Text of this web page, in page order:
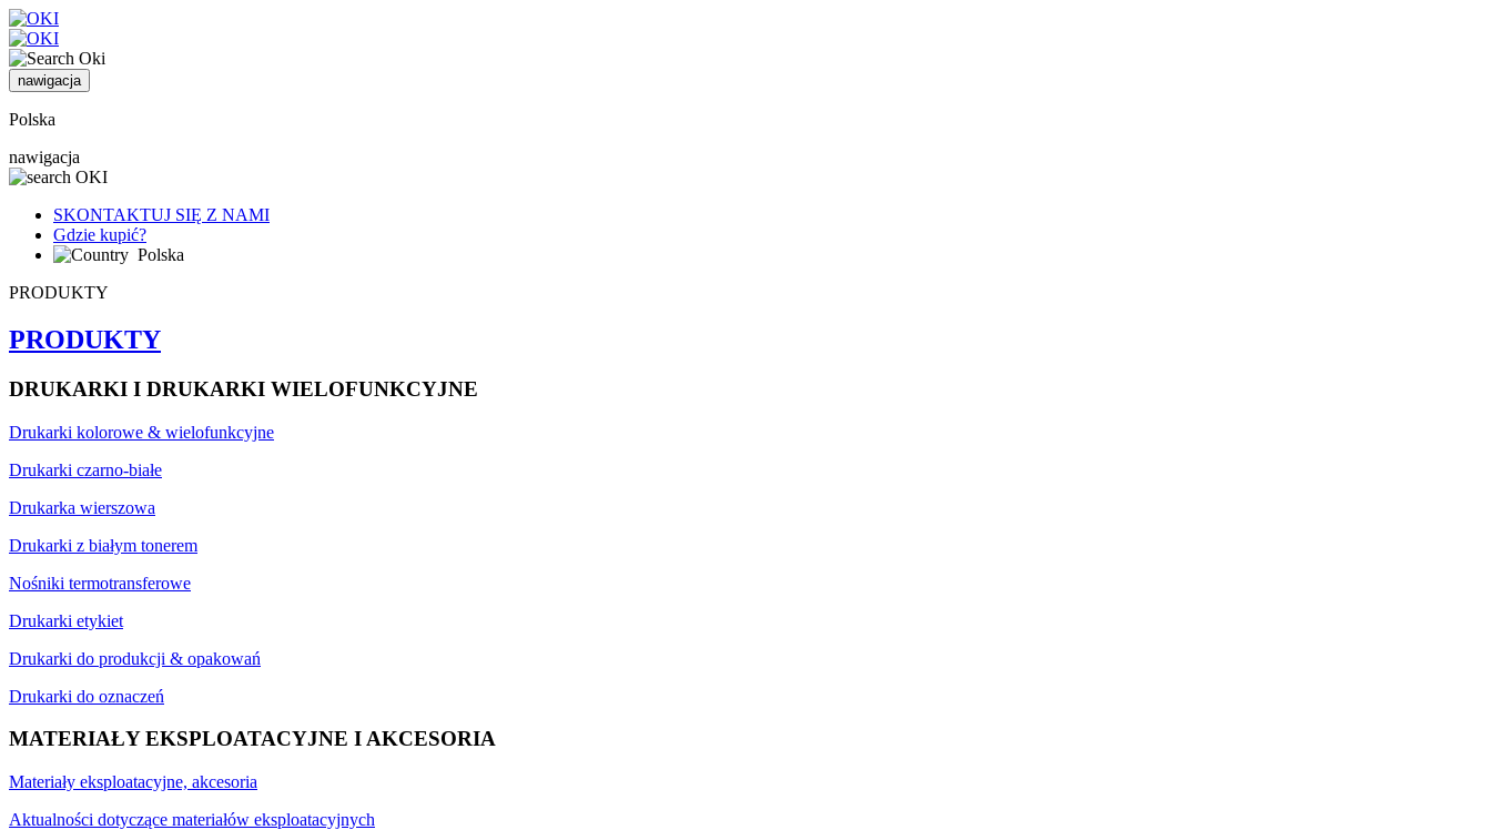
nawigacja
Polska
nawigacja
SKONTAKTUJ SIĘ Z NAMI
Gdzie kupić?
Polska
PRODUKTY
PRODUKTY
DRUKARKI I DRUKARKI WIELOFUNKCYJNE
Drukarki kolorowe & wielofunkcyjne
Drukarki czarno-białe
Drukarka wierszowa
Drukarki z białym tonerem
Nośniki termotransferowe
Drukarki etykiet
Drukarki do produkcji & opakowań
Drukarki do oznaczeń
MATERIAŁY EKSPLOATACYJNE I AKCESORIA
Materiały eksploatacyjne, akcesoria
Aktualności dotyczące materiałów eksploatacyjnych